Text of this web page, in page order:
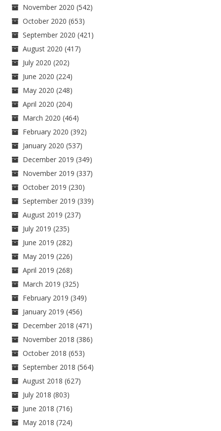
November 2020 (542)
October 2020 (653)
September 2020 (421)
August 2020 (417)
July 2020 (202)
June 2020 (224)
May 2020 (248)
April 2020 (204)
March 2020 (464)
February 2020 (392)
January 2020 (537)
December 2019 (349)
November 2019 (337)
October 2019 (230)
September 2019 (339)
August 2019 (237)
July 2019 (235)
June 2019 (282)
May 2019 (226)
April 2019 (268)
March 2019 (325)
February 2019 (349)
January 2019 (456)
December 2018 (471)
November 2018 (386)
October 2018 (653)
September 2018 (564)
August 2018 (627)
July 2018 (803)
June 2018 (716)
May 2018 (724)